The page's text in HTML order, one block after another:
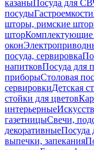
казаныПосуда для
посудыГастроемкости
шторы, римские
шторКомплектующие
окон
посуда, сервировка
напитковПосуда для
приборыСтоловая
сервировкиДетская
стойки для цветов
интерьерные
газетницыСвечи,
декоративныеПосуда
выпечки, запекания